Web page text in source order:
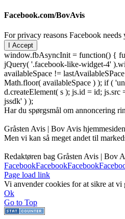
Facebook.com/BovAvis
For privacy reasons Facebook
I Accept
window.fbAsyncInit = function() {
jQuery( '.facebook-like-widget-4'
availableSpace !=
Math.floor( availableSpace ) ); if (
d.createElement( s ); js.id = id;
jssdk' ) );
Har du spørgsmål om annoncering
Gråsten Avis | Bov Avis
Men vi kan så meget andet til
Redaktøren bag Gråsten Avis | Bov
FacebookFacebookFacebook
Page load link
Vi anvender cookies for at sikre at vi
Ok
Go to Top